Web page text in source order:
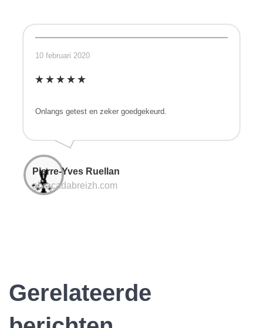
10 februari 2020
Onlangs getest en zeker goedgekeurd.
Pierre-Yves Ruellan
abracadabreizh.com
Gerelateerde